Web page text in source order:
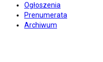
Ogłoszenia
Prenumerata
Archiwum